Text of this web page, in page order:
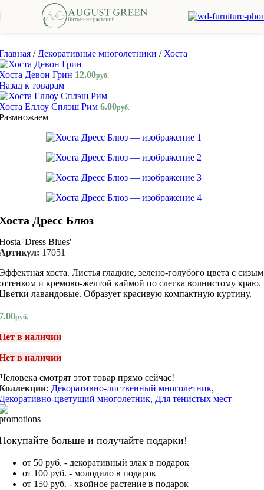
Skip to navigation Skip to main content
/ Декоративные многолетники / Хоста
Девон Грин 12.00руб.
к товарам
Еллоу Сплэш Рим 6.00руб.
Дресс Блюз
'Dress Blues'
17051
хоста. Листья гладкие, зелено-голубого цвета с сизым
и кремово-желтой каймой по слегка волнистому краю.
лавандовые. Образует красивую компактную куртину.
руб.
в наличии
в наличии
Человека смотрят этот товар прямо сейчас!
Декоративно-лиственный многолетник,
цветущий многолетник, Для тенистых мест
больше и получайте подарки!
от 50 руб. - декоративный злак в подарок
от 100 руб. - молодило в подарок
от 150 руб. - хвойное растение в подарок